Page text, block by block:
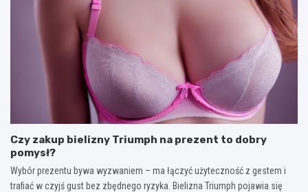
Czy zakup bielizny Triumph na prezent to dobry
pomysł?
Wybór prezentu bywa wyzwaniem – ma łączyć użyteczność z gestem i
trafiać w czyjś gust bez zbędnego ryzyka. Bielizna Triumph pojawia się